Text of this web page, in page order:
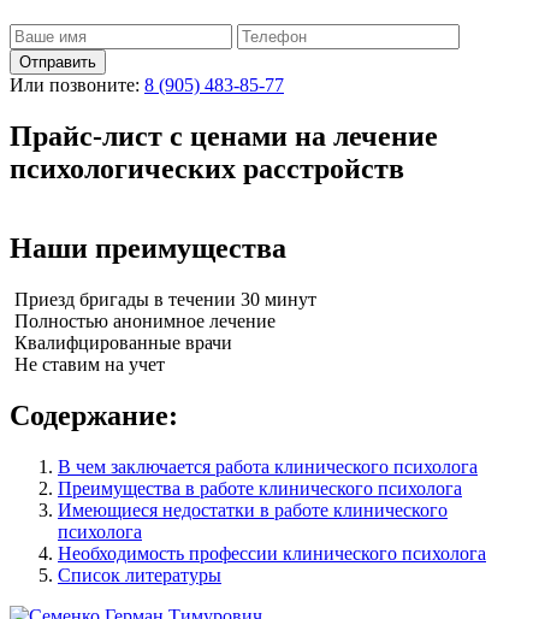
Отправить
Или позвоните: 8 (905) 483-85-77
Прайс-лист с ценами на лечение
психологических расстройств
Наши преимущества
Приезд бригады в течении 30 минут
Полностью анонимное лечение
Квалифцированные врачи
Не ставим на учет
Содержание:
В чем заключается работа клинического психолога
Преимущества в работе клинического психолога
Имеющиеся недостатки в работе клинического
психолога
Необходимость профессии клинического психолога
Список литературы